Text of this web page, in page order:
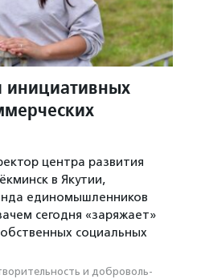
инициативных
центра развития
в Якутии,
единомышленников
сегодня «заряжает»
социальных
и доброволь­